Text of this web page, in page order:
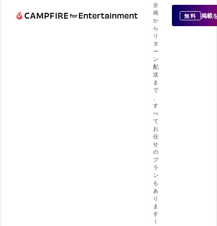
企
画
か
ら
リ
タ
ー
ン
配
送
ま
で
す
べ
て
お
任
せ
の
プ
ラ
ン
も
あ
り
ま
す
！
無料 掲載